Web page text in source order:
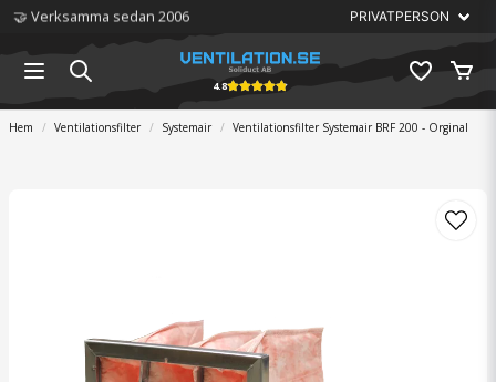
🏆 Störst på ventilation
4.8
Hem Ventilationsfilter Systemair Ventilationsfilter Systemair BRF 200 - Orginal